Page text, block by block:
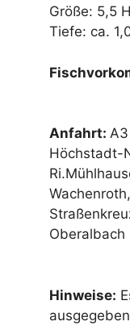
Größe: 5,5
Tiefe: ca.
Anfahrt:
Höchstadt-
Wachenroth,
Oberalbach
Hinweise: